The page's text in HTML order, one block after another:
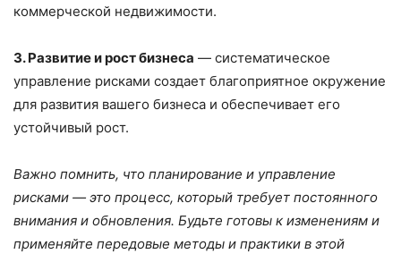
коммерческой недвижимости.
3. Развитие и рост бизнеса — систематическое
управление рисками создает благоприятное окружение
для развития вашего бизнеса и обеспечивает его
устойчивый рост.
Важно помнить, что планирование и управление
рисками — это процесс, который требует постоянного
внимания и обновления. Будьте готовы к изменениям и
применяйте передовые методы и практики в этой